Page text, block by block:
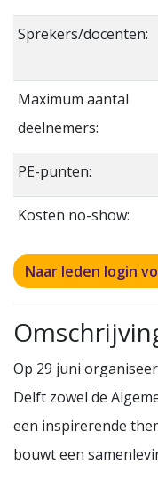
Sprekers/docenten:
Maximum aantal
deelnemers:
PE-punten:
Kosten no-show:
Naar leden login
Op 29 juni
Delft zowel de
een inspirerende
bouwt een